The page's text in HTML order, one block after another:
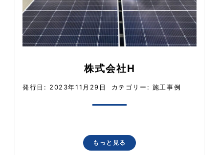
株式会社H
発行日: 2023年11月29日 カテゴリー: 施工事例
もっと見る